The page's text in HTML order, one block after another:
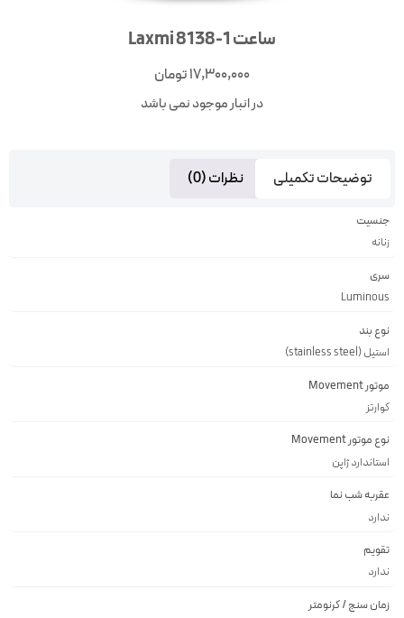
ساعت Laxmi 8138-1
17,300,000تومان
در انبار موجود نمی باشد
توضیحات تکمیلی نظرات (0)
جنسیت
زنانه
سری
Luminous
نوع بند
استیل (stainless steel)
موتور Movement
کوارتز
نوع موتور Movement
استاندارد ژاپن
عقربه شب نما
ندارد
تقویم
ندارد
زمان سنج / کرنومتر